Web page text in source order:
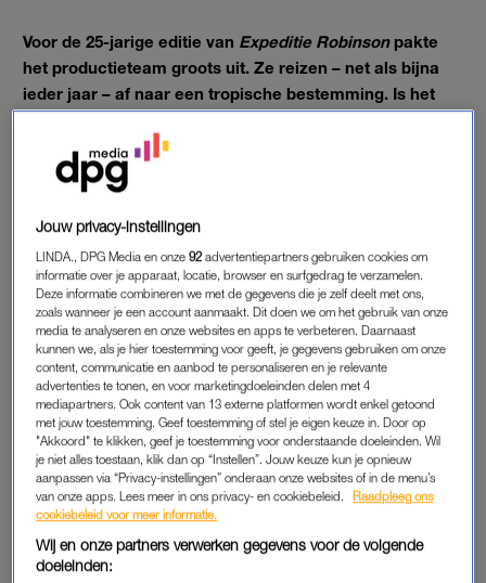
Voor de 25-jarige editie van Expeditie Robinsonpakte
het productieteam groots uit. Ze reizen – net als bijna
ieder jaar – af naar een tropische bestemming. Is het
ook deze keer de Filipijnen? Of gaan ze voor iets
Tipje van de sluier: het eiland waar het programma zich deze
ONBEWOOND EILAND
Het survivalprogramma is begonnen. Sterker nog:de eerste
kandidaat is alweer naar huis.Maar waar de strijd precies is
losgebarsten? Dat gebeurt aan de andere kant van de wereld.
Op de eilanden van Langkawi – op zo’n 30 kilometer van het
vasteland van Maleisië – om precies te zijn. Dit is een paradijs
met witte stranden, baaien die rechtstreeks uit een film lijken
te komen en jungles met voldoende eten om op te teren.
Bioloog Mátyás Bittenbinder nam de dieren op de Langkawi-
eilanden onder de loep. Hij trof onder andere wilde apen,
hagedissen, waterbuffels, dolfijnen en haaien aan. Ook giftige
Jouw privacy-instellingen
LINDA., DPG Media en onze92 advertentiepartners gebruiken cookies om
informatie over je apparaat, locatie, browser en surfgedrag te verzamelen.
Deze informatie combineren we met de gegevens die je zelf deelt met ons,
zoals wanneer je een account aanmaakt. Dit doen we om het gebruik van onze
media te analyseren en onze websites en apps te verbeteren. Daarnaast
kunnen we, als je hier toestemming voor geeft, je gegevens gebruiken om onze
content, communicatie en aanbod te personaliseren en je relevante
advertenties te tonen, en voor marketingdoeleinden delen met 4
mediapartners. Ook content van 13 externe platformen wordt enkel getoond
met jouw toestemming. Geef toestemming of stel je eigen keuze in. Door op
"Akkoord" te klikken, geef je toestemming voor onderstaande doeleinden. Wil
je niet alles toestaan, klik dan op “Instellen”. Jouw keuze kun je opnieuw
aanpassen via “Privacy-instellingen” onderaan onze websites of in de menu’s
van onze apps. Lees meer in ons privacy- en cookiebeleid.
Raadpleeg ons
cookiebeleid voor meer informatie.
Wij en onze partners verwerken gegevens voor de volgende
doeleinden: